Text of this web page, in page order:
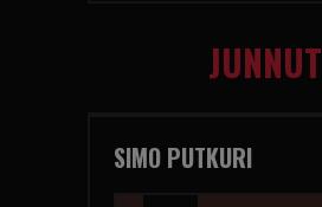
JUNNUT
SIMO PUTKURI